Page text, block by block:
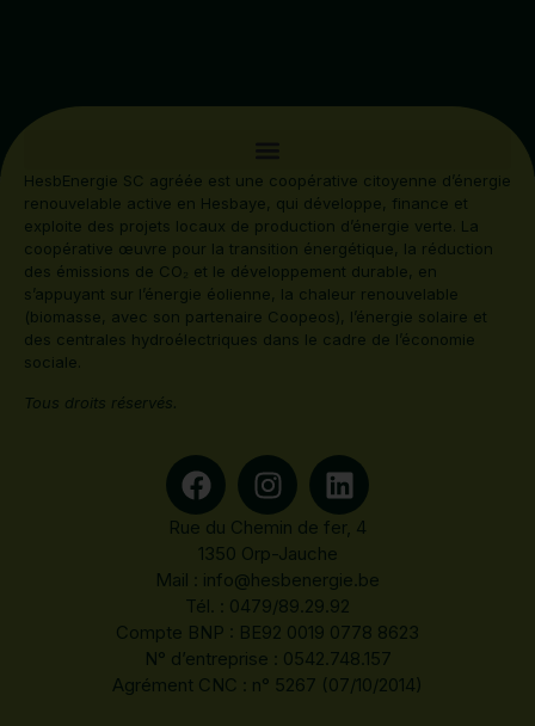
HesbEnergie SC agréée est une coopérative citoyenne d’énergie
renouvelable active en Hesbaye, qui développe, finance et
exploite des projets locaux de production d’énergie verte. La
coopérative œuvre pour la transition énergétique, la réduction
des émissions de CO₂ et le développement durable, en
s’appuyant sur l’énergie éolienne, la chaleur renouvelable
(biomasse, avec son partenaire Coopeos), l’énergie solaire et
des centrales hydroélectriques dans le cadre de l’économie
sociale.
Tous droits réservés.
Rue du Chemin de fer, 4
1350 Orp-Jauche
Mail : info@hesbenergie.be
Tél. : 0479/89.29.92
Compte BNP : BE92 0019 0778 8623
N° d’entreprise : 0542.748.157
Agrément CNC : n° 5267 (07/10/2014)